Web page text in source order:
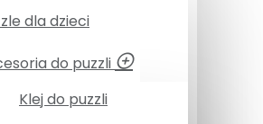
dla dzieci
do puzzli
Klej do puzzli